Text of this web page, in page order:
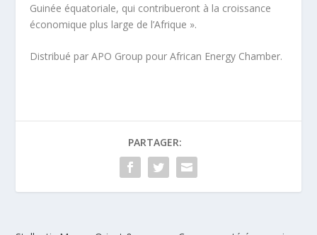
Guinée équatoriale, qui contribueront à la croissance
économique plus large de l’Afrique ».
Distribué par APO Group pour African Energy Chamber.
PARTAGER: